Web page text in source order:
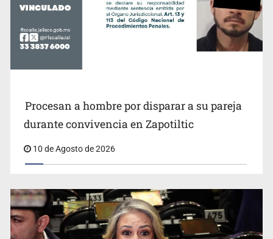
PAN advierte riesgo de censura con nuevos
Procesan a hombre por disparar a su pareja
durante convivencia en Zapotiltic
10 de Agosto de 2026